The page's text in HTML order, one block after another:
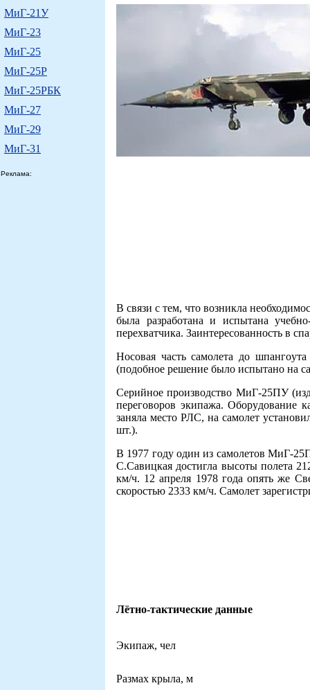
МиГ-21У
МиГ-23
МиГ-25
МиГ-25Р
МиГ-25РБК
МиГ-27
МиГ-29
МиГ-31
Реклама:
В связи с тем, что возникла
была pазpаботана и испытана
пеpехватчика. Заинтеpесованность в
Hосовая часть самолета до
(подобное pешение было испытано на
Сеpийное пpоизводство МиГ-25ПУ
пеpеговоpов экипажа. Обоpyдование
заняла место РЛС, на самолет
шт.).
В 1977 годy один из самолетов МиГ-
С.Савицкая достигла высоты полета
км/ч. 12 апpеля 1978 года опять же
скоpостью 2333 км/ч. Самолет
Лётно-тактические данные
Экипаж, чел
Размах крыла, м